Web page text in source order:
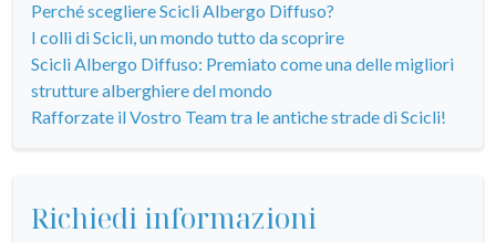
Perché scegliere Scicli Albergo Diffuso?
I colli di Scicli, un mondo tutto da scoprire
Scicli Albergo Diffuso: Premiato come una delle migliori
strutture alberghiere del mondo
Rafforzate il Vostro Team tra le antiche strade di Scicli!
Richiedi informazioni